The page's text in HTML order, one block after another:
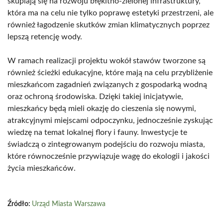
która ma na celu nie tylko poprawę estetyki przestrzeni, ale
również łagodzenie skutków zmian klimatycznych poprzez
lepszą retencję wody.
W ramach realizacji projektu wokół stawów tworzone są
również ścieżki edukacyjne, które mają na celu przybliżenie
mieszkańcom zagadnień związanych z gospodarką wodną
oraz ochroną środowiska. Dzięki takiej inicjatywie,
mieszkańcy będą mieli okazję do cieszenia się nowymi,
atrakcyjnymi miejscami odpoczynku, jednocześnie zyskując
wiedzę na temat lokalnej flory i fauny. Inwestycje te
świadczą o zintegrowanym podejściu do rozwoju miasta,
które równocześnie przywiązuje wagę do ekologii i jakości
życia mieszkańców.
Źródło: Urząd Miasta Warszawa